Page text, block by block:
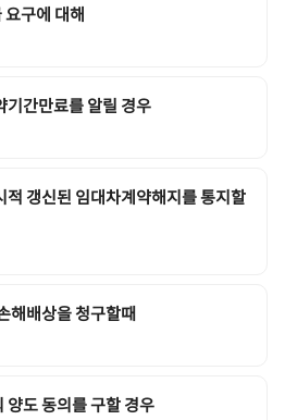
구에 대해
기간만료를 알릴 경우
갱신된 임대차계약해지를 통지할
해배상을 청구할때
도 동의를 구할 경우